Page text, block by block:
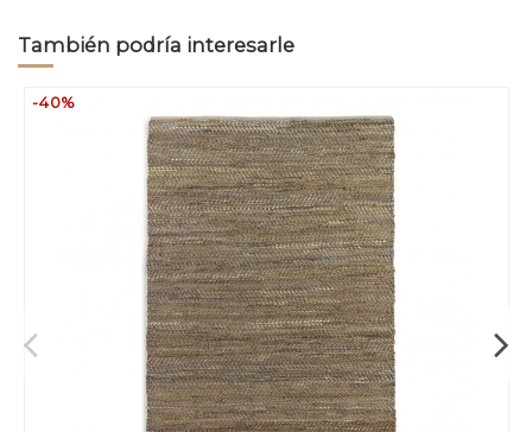
También podría interesarle
-40%